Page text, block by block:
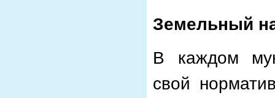
Земельный
В каждом
свой